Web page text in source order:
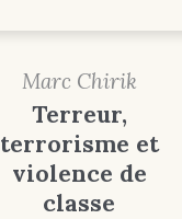
Marc Chirik
Terreur,
terrorisme et
violence de
classe